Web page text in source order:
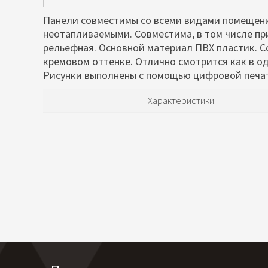
Панели совместимы со всеми видами
неотапливаемыми. Совместима, в том числе
рельефная. Основной материал ПВХ пластик.
кремовом оттенке. Отлично смотрится как в
Рисунки выполнены с помощью цифровой
Характеристики